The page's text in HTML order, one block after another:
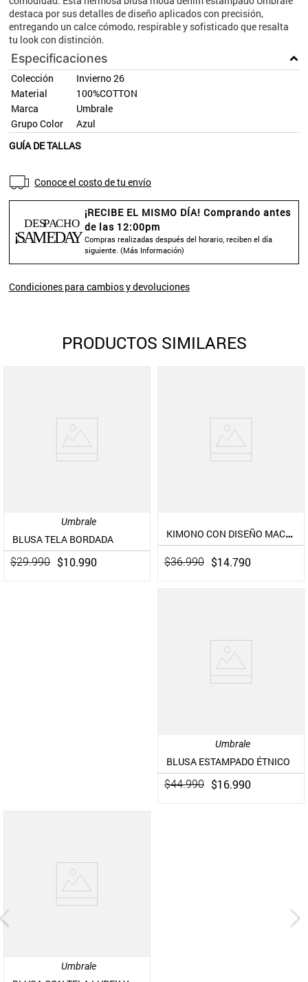
destaca por sus detalles de diseño aplicados con precisión,
entregando un calce cómodo, respirable y sofisticado que resalta
tu look con distinción.
Especificaciones
Colección
Invierno 26
Material
100%COTTON
Marca
Umbrale
Grupo Color
Azul
GUÍA DE TALLAS
Conoce el costo de tu envío
¡RECIBE EL MISMO DÍA! Comprando antes
de las 12:00pm
Compras realizadas después del horario, reciben el día
siguiente. (Más Información)
Condiciones para cambios y devoluciones
PRODUCTOS SIMILARES
Umbrale
BLUSA TELA BORDADA
$29.990 $10.990
KIMONO CON DISEÑO MACRAMÉ
$36.990 $14.790
Umbrale
BLUSA ESTAMPADO ÉTNICO
$44.990 $16.990
Umbrale